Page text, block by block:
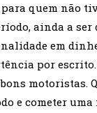
quem não
ainda a ser
em
por escrito.
motoristas.
e cometer